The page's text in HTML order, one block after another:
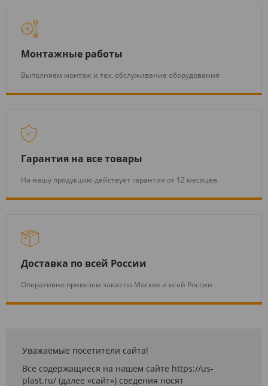
Монтажные работы
Выполняем монтаж и тех. обслуживание оборудования
Гарантия на все товары
На нашу продукцию действует гарантия от 12 месяцев
Доставка по всей России
Оперативно привезем заказ по Москве и всей России
Уважаемые посетители сайта!
Все содержащиеся на нашем сайте https://us-
plast.ru/ (далее «сайт») сведения носят